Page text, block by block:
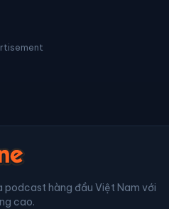
podcast hàng đầu Việt Nam với
cao.